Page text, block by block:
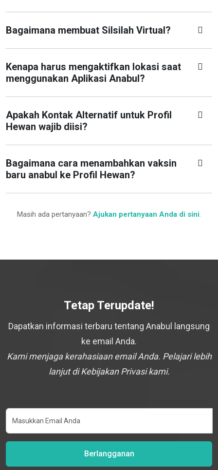
Bagaimana membuat Silsilah Virtual?
Kenapa harus mengaktifkan lokasi saat
menggunakan Aplikasi Anabul?
Apakah Kontak Alternatif untuk Profil
Hewan wajib diisi?
Bagaimana cara menambahkan vaksin
baru anabul ke Profil Hewan?
Masih ada pertanyaan? Ajukan pertanyaan Anda di sini.
Tetap Terupdate!
Dapatkan informasi terbaru tentang Anabul langsung
ke email Anda.
Kami menjaga kerahasiaan email Anda. Pelajari lebih
lanjut di Kebijakan Privasi kami.
Berlangganan